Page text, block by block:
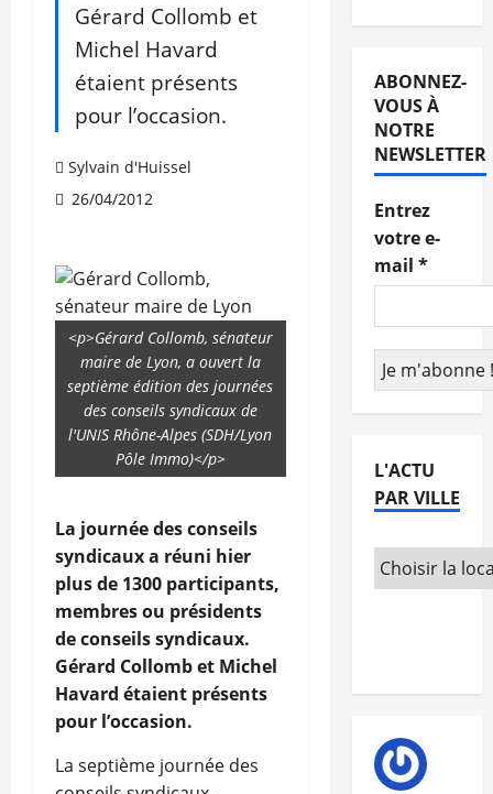
Gérard Collomb et
Michel Havard
étaient présents
pour l’occasion.
Sylvain d'Huissel
26/04/2012
<p>Gérard Collomb, sénateur
maire de Lyon, a ouvert la
septième édition des journées
des conseils syndicaux de
l'UNIS Rhône-Alpes (SDH/Lyon
Pôle Immo)</p>
La journée des conseils
syndicaux a réuni hier
plus de 1300 participants,
membres ou présidents
de conseils syndicaux.
Gérard Collomb et Michel
Havard étaient présents
pour l’occasion.
La septième journée des
ABONNEZ-
VOUS À
NOTRE
NEWSLETTER
Entrez
votre e-
mail *
L'ACTU
PAR VILLE